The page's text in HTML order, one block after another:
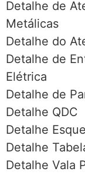
Detalhe de
Metálicas
Detalhe do
Detalhe de
Elétrica
Detalhe de
Detalhe QDC
Detalhe
Detalhe
Detalhe Vala